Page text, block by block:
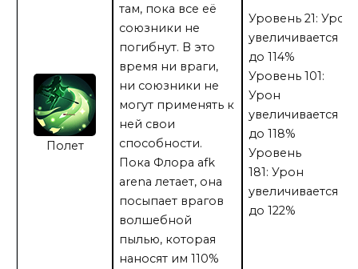
Полет
там, пока все её
союзники не
погибнут. В это
время ни враги,
ни союзники не
могут применять к
ней свои
способности.
Пока Флора afk
arena летает, она
посыпает врагов
волшебной
пылью, которая
наносят им 110%
Уровень 21: Урон
увеличивается
до 114%
Уровень 101:
Урон
увеличивается
до 118%
Уровень
181: Урон
увеличивается
до 122%